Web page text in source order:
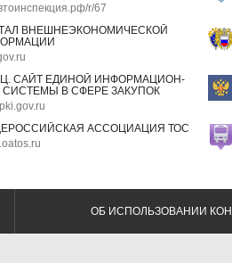
r/67
ВНЕШНЕЭКОНОМИЧЕСКОЙ
САЙТ ЕДИНОЙ ИНФОРМАЦИОН-
СИСТЕМЫ В СФЕРЕ ЗАКУПОК
АССОЦИАЦИЯ ТОС
ОБ ИСПОЛЬЗОВАНИИ